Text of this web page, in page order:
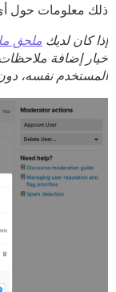
ذلك معلومات حول
إذا كان لديك ملحق
خيار إضافة
المستخدم نفسه، دون